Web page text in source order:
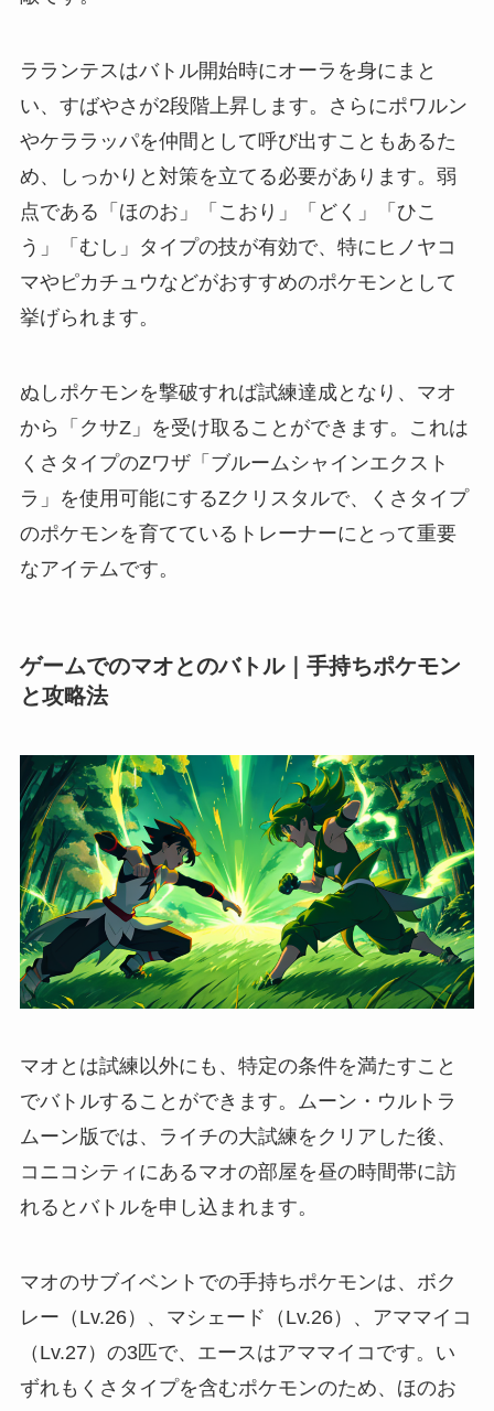
ラランテスはバトル開始時にオーラを身にまと
い、すばやさが2段階上昇します。さらにポワルン
やケララッパを仲間として呼び出すこともあるた
め、しっかりと対策を立てる必要があります。弱
点である「ほのお」「こおり」「どく」「ひこ
う」「むし」タイプの技が有効で、特にヒノヤコ
マやピカチュウなどがおすすめのポケモンとして
挙げられます。
ぬしポケモンを撃破すれば試練達成となり、マオ
から「クサZ」を受け取ることができます。これは
くさタイプのZワザ「ブルームシャインエクスト
ラ」を使用可能にするZクリスタルで、くさタイプ
のポケモンを育てているトレーナーにとって重要
なアイテムです。
ゲームでのマオとのバトル｜手持ちポケモン
と攻略法
マオとは試練以外にも、特定の条件を満たすこと
でバトルすることができます。ムーン・ウルトラ
ムーン版では、ライチの大試練をクリアした後、
コニコシティにあるマオの部屋を昼の時間帯に訪
れるとバトルを申し込まれます。
マオのサブイベントでの手持ちポケモンは、ボク
レー（Lv.26）、マシェード（Lv.26）、アママイコ
（Lv.27）の3匹で、エースはアママイコです。い
ずれもくさタイプを含むポケモンのため、ほのお